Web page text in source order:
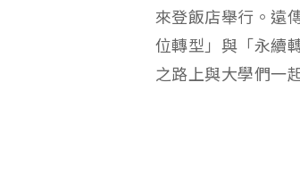
來登飯店舉行。遠
位轉型」與「永續
之路上與大學們一